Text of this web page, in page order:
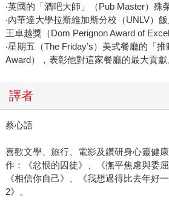
‧英國的「酒吧大師」（Pub Master）殊
‧內華達大學拉斯維加斯分校（UNLV）
王卓越獎（Dom Perignon Award of
‧星期五（The Friday’s）美式餐廳的「
Award），表彰他對這家餐廳的最大貢獻
譯者
蔡心語
喜歡文學、旅行、電影及鑽研身心靈健
作：《忿恨的囚徒》、《撫平焦慮與委
《相信你自己》、《我想過得比去年好
2》。